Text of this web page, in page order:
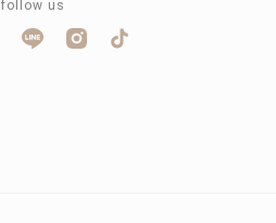
follow us